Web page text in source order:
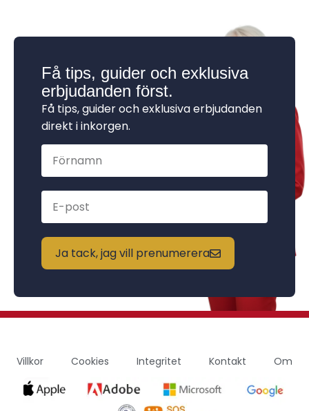
Få tips, guider och exklusiva
erbjudanden först.
Få tips, guider och exklusiva erbjudanden
direkt i inkorgen.
Ja tack, jag vill prenumerera
Villkor Cookies Integritet Kontakt Om